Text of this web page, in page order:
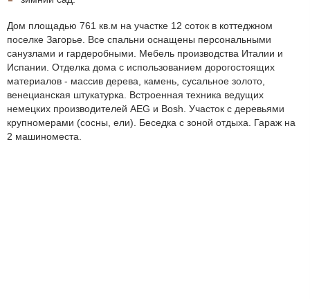
Дом площадью 761 кв.м на участке 12 соток в коттеджном
поселке Загорье. Все спальни оснащены персональными
санузлами и гардеробными. Мебель производства Италии и
Испании. Отделка дома с использованием дорогостоящих
материалов - массив дерева, камень, сусальное золото,
венецианская штукатурка. Встроенная техника ведущих
немецких производителей AEG и Bosh. Участок с деревьями
крупномерами (сосны, ели). Беседка с зоной отдыха. Гараж на
2 машиноместа.